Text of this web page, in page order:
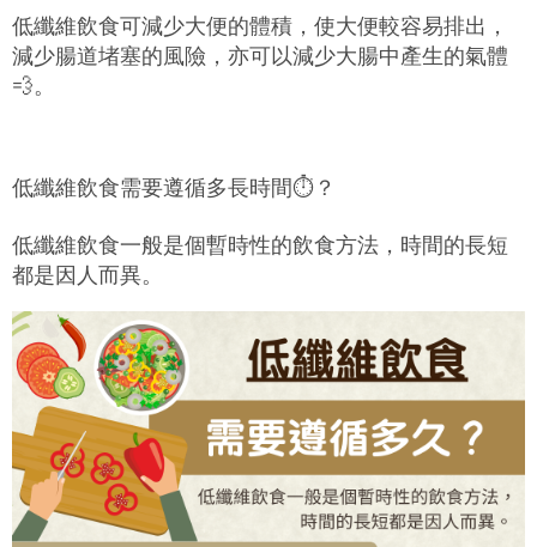
低纖維飲食可減少大便的體積，使大便較容易排出，
減少腸道堵塞的風險，亦可以減少大腸中產生的氣體
💨。
低纖維飲食需要遵循多長時間⏱️ ？
低纖維飲食一般是個暫時性的飲食方法，時間的長短
都是因人而異。